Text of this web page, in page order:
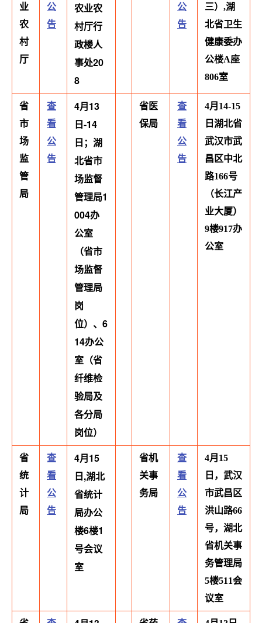
业
农
村
厅
公
告
农业农
村厅行
政楼人
事处20
8
公
告
三）,湖
北省卫生
健康委办
公楼A座
806室
省
市
场
监
管
局
查
看
公
告
4月13
日-14
日；湖
北省市
场监督
管理局1
004办
公室
（省市
场监督
管理局
岗
位）、6
14办公
室（省
纤维检
验局及
各分局
岗位）
省医
保局
查
看
公
告
4月14-15
日湖北省
武汉市武
昌区中北
路166号
（长江产
业大厦）
9楼917办
公室
省
统
计
局
查
看
公
告
4月15
日,湖北
省统计
局办公
楼6楼1
号会议
室
省机
关事
务局
查
看
公
告
4月15
日，武汉
市武昌区
洪山路66
号，湖北
省机关事
务管理局
5楼511会
议室